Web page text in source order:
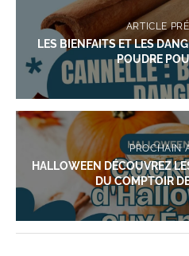
ARTICLE
LES BIENFAITS ET LES
POUDRE
PROCHAIN
HALLOWEEN DÉCOUVREZ
DU COMPTOIR